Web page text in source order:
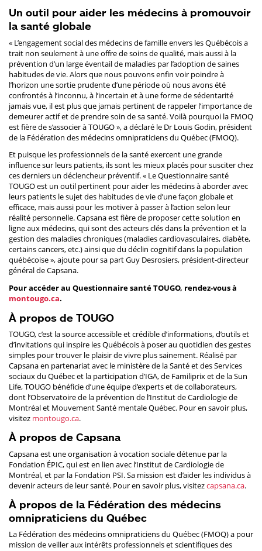
Un outil pour aider les médecins à promouvoir
la santé globale
« L’engagement social des médecins de famille envers les Québécois a
trait non seulement à une offre de soins de qualité, mais aussi à la
prévention d’un large éventail de maladies par l’adoption de saines
habitudes de vie. Alors que nous pouvons enfin voir poindre à
l’horizon une sortie prudente d’une période où nous avons été
confrontés à l’inconnu, à l’incertain et à une forme de sédentarité
jamais vue, il est plus que jamais pertinent de rappeler l’importance de
demeurer actif et de prendre soin de sa santé. Voilà pourquoi la FMOQ
est fière de s’associer à TOUGO », a déclaré le Dr Louis Godin, président
de la Fédération des médecins omnipraticiens du Québec (FMOQ).
Et puisque les professionnels de la santé exercent une grande
influence sur leurs patients, ils sont les mieux placés pour susciter chez
ces derniers un déclencheur préventif. « Le Questionnaire santé
TOUGO est un outil pertinent pour aider les médecins à aborder avec
leurs patients le sujet des habitudes de vie d’une façon globale et
efficace, mais aussi pour les motiver à passer à l’action selon leur
réalité personnelle. Capsana est fière de proposer cette solution en
ligne aux médecins, qui sont des acteurs clés dans la prévention et la
gestion des maladies chroniques (maladies cardiovasculaires, diabète,
certains cancers, etc.) ainsi que du déclin cognitif dans la population
québécoise », ajoute pour sa part Guy Desrosiers, président-directeur
général de Capsana.
Pour accéder au Questionnaire santé TOUGO, rendez-vous à
montougo.ca.
À propos de TOUGO
TOUGO, c’est la source accessible et crédible d’informations, d’outils et
d’invitations qui inspire les Québécois à poser au quotidien des gestes
simples pour trouver le plaisir de vivre plus sainement. Réalisé par
Capsana en partenariat avec le ministère de la Santé et des Services
sociaux du Québec et la participation d’IGA, de Familiprix et de la Sun
Life, TOUGO bénéficie d’une équipe d’experts et de collaborateurs,
dont l’Observatoire de la prévention de l’Institut de Cardiologie de
Montréal et Mouvement Santé mentale Québec. Pour en savoir plus,
visitez montougo.ca.
À propos de Capsana
Capsana est une organisation à vocation sociale détenue par la
Fondation ÉPIC, qui est en lien avec l’Institut de Cardiologie de
Montréal, et par la Fondation PSI. Sa mission est d’aider les individus à
devenir acteurs de leur santé. Pour en savoir plus, visitezcapsana.ca.
À propos de la Fédération des médecins
omnipraticiens du Québec
La Fédération des médecins omnipraticiens du Québec (FMOQ) a pour
mission de veiller aux intérêts professionnels et scientifiques des